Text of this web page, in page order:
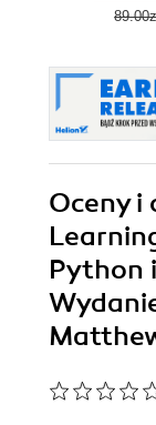
Oceny i
Python